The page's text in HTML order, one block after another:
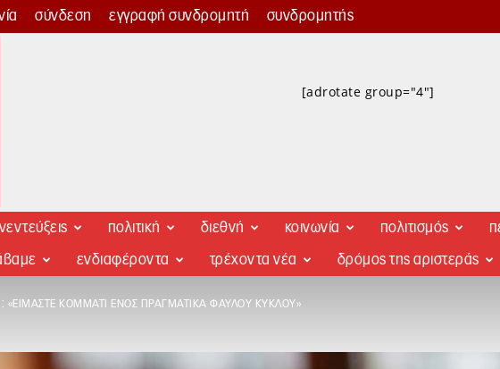
σύνδεση εγγραφή συνδρομητή συνδρομητής
[adrotate group="4"]
πολιτική διεθνή κοινωνία πολιτισμός
ενδιαφέροντα τρέχοντα νέα δρόμος της αριστεράς
«ΕΊΜΑΣΤΕ ΚΟΜΜΆΤΙ ΕΝΌΣ ΠΡΑΓΜΑΤΙΚΆ ΦΑΎΛΟΥ ΚΎΚΛΟΥ»